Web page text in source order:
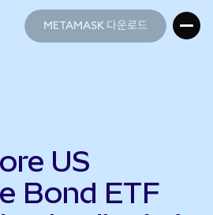
METAMASK 다운로드
US
Bond ETF